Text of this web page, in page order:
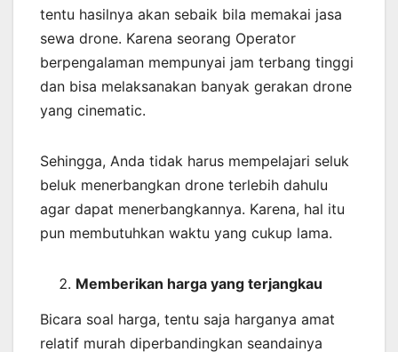
tentu hasilnya akan sebaik bila memakai jasa
sewa drone. Karena seorang Operator
berpengalaman mempunyai jam terbang tinggi
dan bisa melaksanakan banyak gerakan drone
yang cinematic.
Sehingga, Anda tidak harus mempelajari seluk
beluk menerbangkan drone terlebih dahulu
agar dapat menerbangkannya. Karena, hal itu
pun membutuhkan waktu yang cukup lama.
Memberikan harga yang terjangkau
Bicara soal harga, tentu saja harganya amat
relatif murah diperbandingkan seandainya